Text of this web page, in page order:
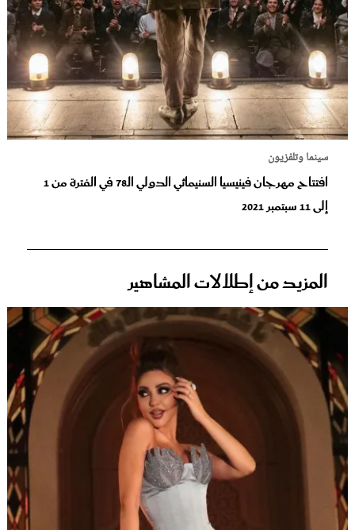
سينما وتلفزيون
افتتاح مهرجان فينيسيا السنيمائي الدولي الـ78 في الفترة من 1
إلى 11 سبتمبر 2021
المزيد من إطلالات المشاهير